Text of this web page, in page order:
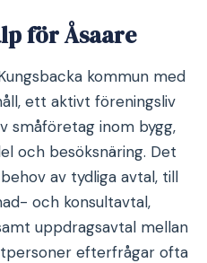
för Åsaare
kommun med
ett aktivt föreningsliv
småföretag inom bygg,
och besöksnäring. Det
av tydliga avtal, till
och konsultavtal,
uppdragsavtal mellan
efterfrågar ofta